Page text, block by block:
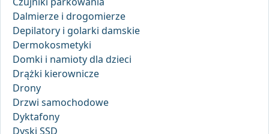
Dalmierze i drogomierze
Depilatory i golarki damskie
Dermokosmetyki
Domki i namioty dla dzieci
Drążki kierownicze
Drony
Drzwi samochodowe
Dyktafony
Dyski SSD